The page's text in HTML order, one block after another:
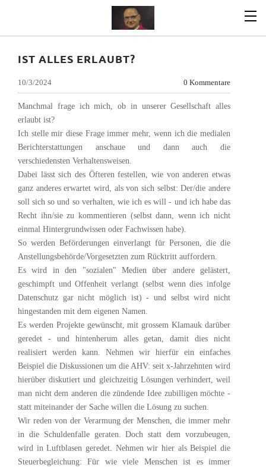
IST ALLES ERLAUBT?
10/3/2024 0 Kommentare
Manchmal frage ich mich, ob in unserer Gesellschaft alles
erlaubt ist?
Ich stelle mir diese Frage immer mehr, wenn ich die medialen
Berichterstattungen anschaue und dann auch die
verschiedensten Verhaltensweisen.
Dabei lässt sich des Öfteren festellen, wie von anderen etwas
ganz anderes erwartet wird, als von sich selbst: Der/die andere
soll sich so und so verhalten, wie ich es will - und ich habe das
Recht ihn/sie zu kommentieren (selbst dann, wenn ich nicht
einmal Hintergrundwissen oder Fachwissen habe).
So werden Beförderungen einverlangt für Personen, die die
Anstellungsbehörde/Vorgesetzten zum Rücktritt auffordern.
Es wird in den "sozialen" Medien über andere gelästert,
geschimpft und Offenheit verlangt (selbst wenn dies infolge
Datenschutz gar nicht möglich ist) - und selbst wird nicht
hingestanden mit dem eigenen Namen.
Es werden Projekte gewünscht, mit grossem Klamauk darüber
geredet - und hintenherum alles getan, damit dies nicht
realisiert werden kann. Nehmen wir hierfür ein einfaches
Beispiel die Diskussionen um die AHV: seit x-Jahrzehnten wird
hierüber diskutiert und gleichzeitig Lösungen verhindert, weil
man nicht dem anderen die zündende Idee zubilligen möchte -
statt miteinander der Sache willen die Lösung zu suchen.
Wir reden von der Verarmung der Menschen, die immer mehr
in die Schuldenfalle geraten. Doch statt dem vorzubeugen,
wird in Luftblasen geredet. Nehmen wir hier als Beispiel die
Steuerbegleichung: Für wie viele Menschen ist es immer